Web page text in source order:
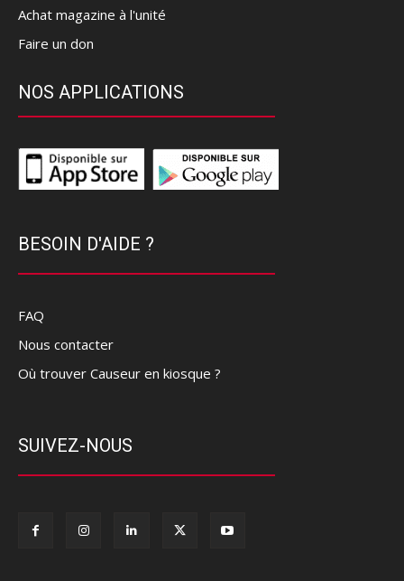
Achat magazine à l'unité
Faire un don
NOS APPLICATIONS
BESOIN D'AIDE ?
FAQ
Nous contacter
Où trouver Causeur en kiosque ?
SUIVEZ-NOUS